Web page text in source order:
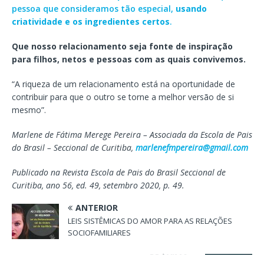
pessoa que consideramos tão especial, usando
criatividade e os ingredientes certos.
Que nosso relacionamento seja fonte de inspiração
para filhos, netos e pessoas com as quais convivemos.
“A riqueza de um relacionamento está na oportunidade de
contribuir para que o outro se torne a melhor versão de si
mesmo”.
Marlene de Fátima Merege Pereira – Associada da Escola de Pais
do Brasil – Seccional de Curitiba, marlenefmpereira@gmail.com
Publicado na Revista Escola de Pais do Brasil Seccional de
Curitiba, ano 56, ed. 49, setembro 2020, p. 49.
ANTERIOR
LEIS SISTÊMICAS DO AMOR PARA AS RELAÇÕES
SOCIOFAMILIARES